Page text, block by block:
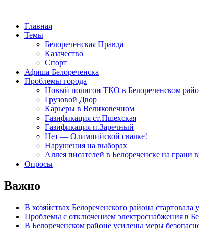
Главная
Темы
Белореченская Правда
Казачество
Спорт
Афиша Белореченска
Проблемы города
Новый полигон ТКО в Белореченском
Грузовой Двор
Карьеры в Великовечном
Газификация ст.Пшехская
Газификация п.Заречный
Нет — Олимпийской свалке!
Нарушения на выборах
Аллея писателей в Белореченске на грани
Опросы
Важно
В хозяйствах Белореченского района стартовала
Проблемы с отключением электроснабжения в
В Белореченском районе усилены меры